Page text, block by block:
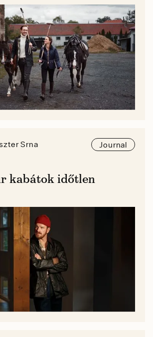
Srna Journal
kabátok időtlen